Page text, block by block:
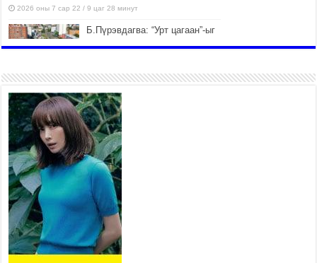
2026 оны 7 сар 22 / 9 цаг 28 минут
Б.Пүрэвдагва: “Урт цагаан”-ыг
2026 оны 7 сар 21 / 16 цаг 47 минут
Тусгай замын автобус /BRT/
төслийн удирдах хорооны
ээлжит хуралдаан боллоо
2026 оны 7 сар 21 / 16 цаг 43 минут
Ерөнхий сайд Н.Учрал БНХАУ-
аас Монгол Улсад суугаа
Элчин сайд Шэнь
Миньжюанийг хүлээн авч
уулзав
2026 оны 7 сар 21 / 16 цаг 39 минут
БҮГД НАЙРАМДАХ ТАЖИКИСТАН УЛСТАЙ